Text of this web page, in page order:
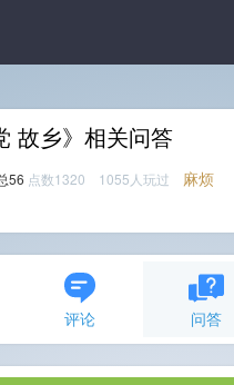
故乡》相关问答
56 点数1320 1055人玩过 麻烦
评论 问答